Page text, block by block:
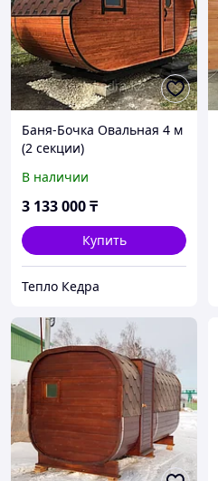
Баня-Бочка Овальная 4 м
(2 секции)
В наличии
3 133 000₸
Купить
Тепло Кедра